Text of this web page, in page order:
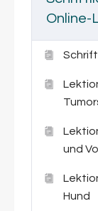
Dabei
realistische
Für wen
Egal, ob
wurde oder
Online-
und
Hund